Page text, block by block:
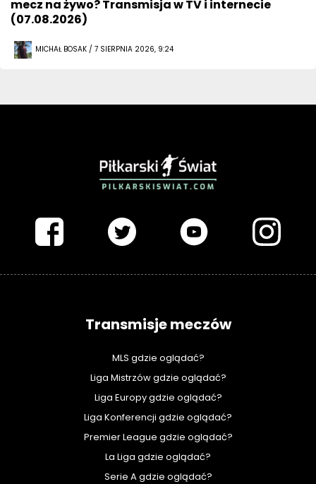
mecz na żywo? Transmisja w TV i internecie
(07.08.2026)
MICHAŁ BOSAK / 7 SIERPNIA 2026, 9:24
Transmisje meczów
MLS gdzie oglądać?
Liga Mistrzów gdzie oglądać?
Liga Europy gdzie oglądać?
Liga Konferencji gdzie oglądać?
Premier League gdzie oglądać?
La Liga gdzie oglądać?
Serie A gdzie oglądać?